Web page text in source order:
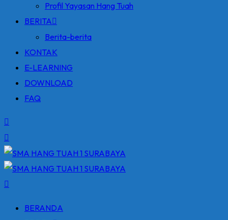
Profil Yayasan Hang Tuah
BERITA
Berita-berita
KONTAK
E-LEARNING
DOWNLOAD
FAQ
BERANDA